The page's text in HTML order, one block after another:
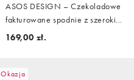
ASOS DESIGN – Czekoladowe
fakturowane spodnie z szerokimi
nogawkami, część zestawu
169,00 zł.
Okazja